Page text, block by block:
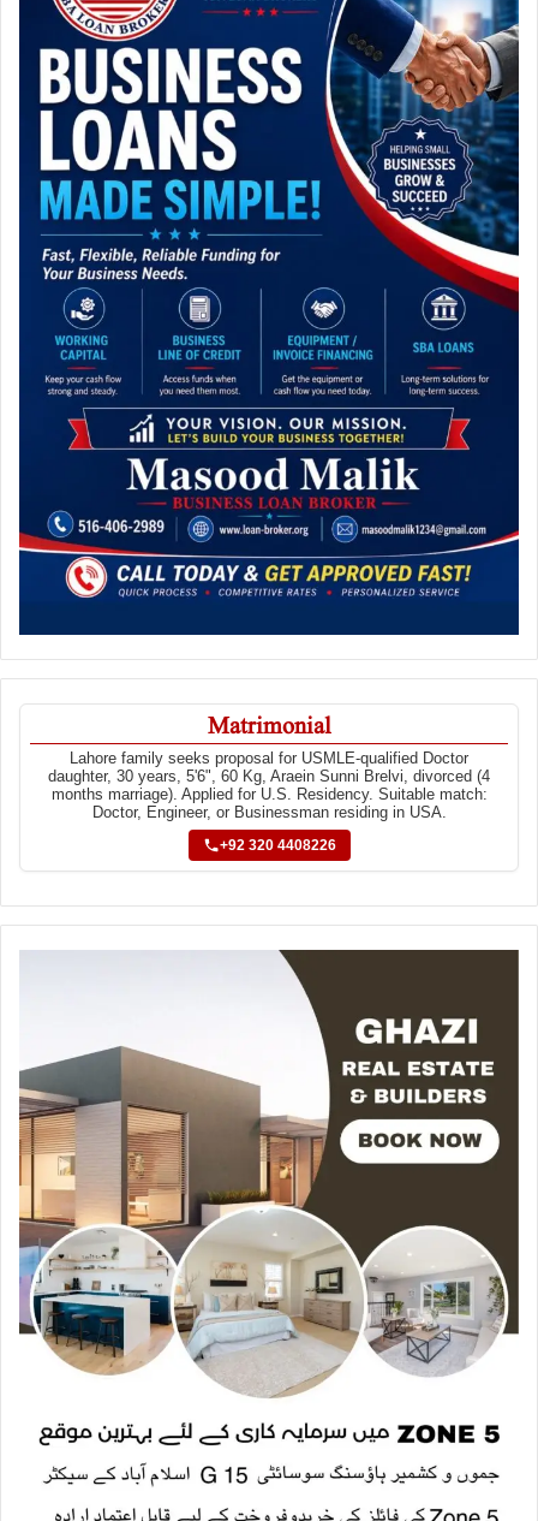
Matrimonial
Lahore family seeks proposal for USMLE-qualified Doctor
daughter, 30 years, 5'6", 60 Kg, Araein Sunni Brelvi, divorced (4
months marriage). Applied for U.S. Residency. Suitable match:
Doctor, Engineer, or Businessman residing in USA.
+92 320 4408226